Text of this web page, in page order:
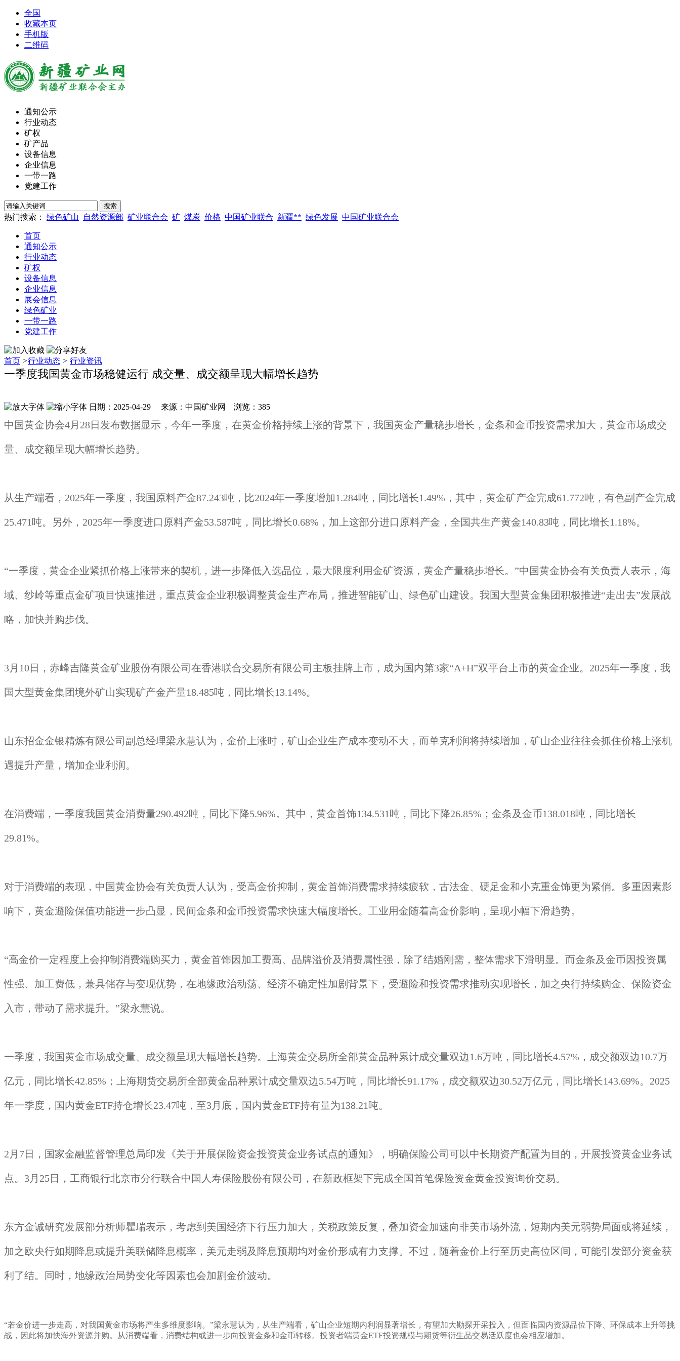
全国
收藏本页
手机版
二维码
通知公示
行业动态
矿权
矿产品
设备信息
企业信息
一带一路
党建工作
热门搜索： 绿色矿山 自然资源部 矿业联合会 矿 煤炭 价格 中国矿业联合 新疆** 绿色发展 中国矿业联合会
首页
通知公示
行业动态
矿权
设备信息
企业信息
展会信息
绿色矿业
一带一路
党建工作
首页 >行业动态 > 行业资讯
一季度我国黄金市场稳健运行 成交量、成交额呈现大幅增长趋势
日期：2025-04-29 来源：中国矿业网 浏览： 385
中国黄金协会4月28日发布数据显示，今年一季度，在黄金价格持续上涨的背景下，我国黄金产量稳步增长，金条和金币投资需求加大，黄金市场成交
量、成交额呈现大幅增长趋势。
从生产端看，2025年一季度，我国原料产金87.243吨，比2024年一季度增加1.284吨，同比增长1.49%，其中，黄金矿产金完成61.772吨，有色副产金完成
25.471吨。另外，2025年一季度进口原料产金53.587吨，同比增长0.68%，加上这部分进口原料产金，全国共生产黄金140.83吨，同比增长1.18%。
“一季度，黄金企业紧抓价格上涨带来的契机，进一步降低入选品位，最大限度利用金矿资源，黄金产量稳步增长。”中国黄金协会有关负责人表示，海
域、纱岭等重点金矿项目快速推进，重点黄金企业积极调整黄金生产布局，推进智能矿山、绿色矿山建设。我国大型黄金集团积极推进“走出去”发展战
略，加快并购步伐。
3月10日，赤峰吉隆黄金矿业股份有限公司在香港联合交易所有限公司主板挂牌上市，成为国内第3家“A+H”双平台上市的黄金企业。2025年一季度，我
国大型黄金集团境外矿山实现矿产金产量18.485吨，同比增长13.14%。
山东招金金银精炼有限公司副总经理梁永慧认为，金价上涨时，矿山企业生产成本变动不大，而单克利润将持续增加，矿山企业往往会抓住价格上涨机
遇提升产量，增加企业利润。
在消费端，一季度我国黄金消费量290.492吨，同比下降5.96%。其中，黄金首饰134.531吨，同比下降26.85%；金条及金币138.018吨，同比增长
29.81%。
对于消费端的表现，中国黄金协会有关负责人认为，受高金价抑制，黄金首饰消费需求持续疲软，古法金、硬足金和小克重金饰更为紧俏。多重因素影
响下，黄金避险保值功能进一步凸显，民间金条和金币投资需求快速大幅度增长。工业用金随着高金价影响，呈现小幅下滑趋势。
“高金价一定程度上会抑制消费端购买力，黄金首饰因加工费高、品牌溢价及消费属性强，除了结婚刚需，整体需求下滑明显。而金条及金币因投资属
性强、加工费低，兼具储存与变现优势，在地缘政治动荡、经济不确定性加剧背景下，受避险和投资需求推动实现增长，加之央行持续购金、保险资金
入市，带动了需求提升。”梁永慧说。
一季度，我国黄金市场成交量、成交额呈现大幅增长趋势。上海黄金交易所全部黄金品种累计成交量双边1.6万吨，同比增长4.57%，成交额双边10.7万
亿元，同比增长42.85%；上海期货交易所全部黄金品种累计成交量双边5.54万吨，同比增长91.17%，成交额双边30.52万亿元，同比增长143.69%。2025
年一季度，国内黄金ETF持仓增长23.47吨，至3月底，国内黄金ETF持有量为138.21吨。
2月7日，国家金融监督管理总局印发《关于开展保险资金投资黄金业务试点的通知》，明确保险公司可以中长期资产配置为目的，开展投资黄金业务试
点。3月25日，工商银行北京市分行联合中国人寿保险股份有限公司，在新政框架下完成全国首笔保险资金黄金投资询价交易。
东方金诚研究发展部分析师瞿瑞表示，考虑到美国经济下行压力加大，关税政策反复，叠加资金加速向非美市场外流，短期内美元弱势局面或将延续，
加之欧央行如期降息或提升美联储降息概率，美元走弱及降息预期均对金价形成有力支撑。不过，随着金价上行至历史高位区间，可能引发部分资金获
利了结。同时，地缘政治局势变化等因素也会加剧金价波动。
“若金价进一步走高，对我国黄金市场将产生多维度影响。”梁永慧认为，从生产端看，矿山企业短期内利润显著增长，有望加大勘探开采投入，但面临国内资源品位下降、环保成本上升等挑
战，因此将加快海外资源并购。从消费端看，消费结构或进一步向投资金条和金币转移。投资者端黄金ETF投资规模与期货等衍生品交易活跃度也会相应增加。